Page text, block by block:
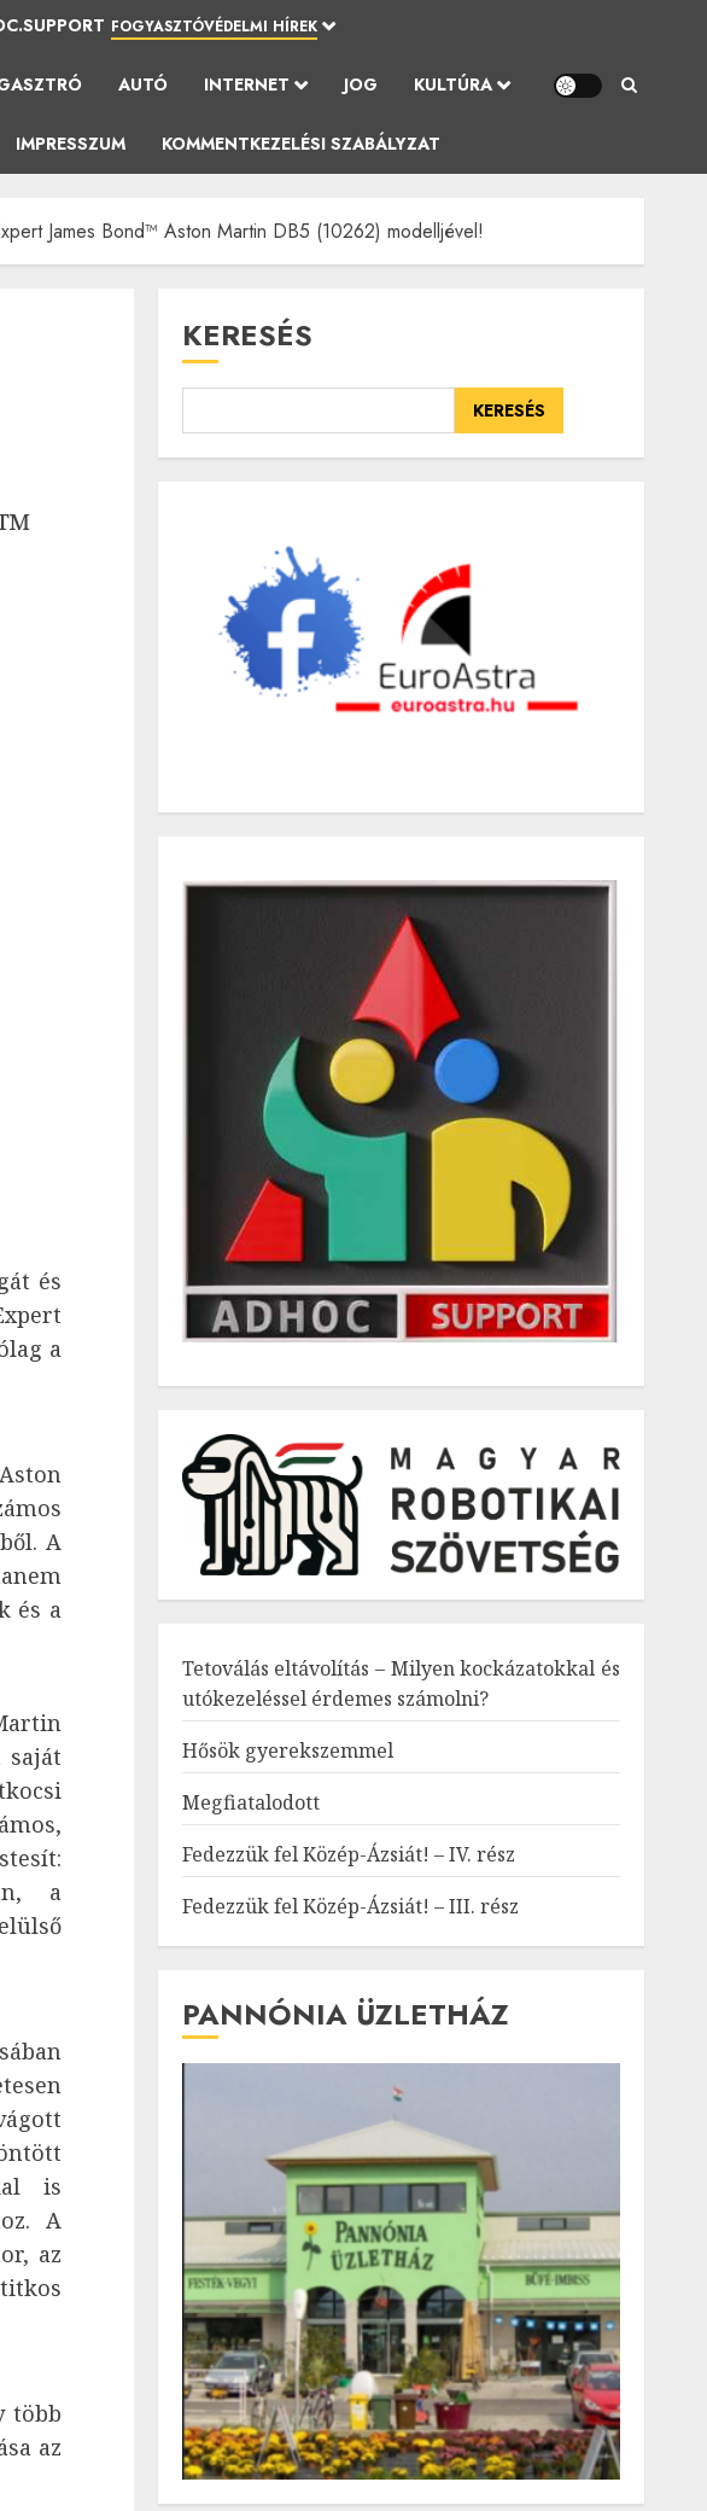
FOGYASZTÓVÉDELMI HÍREK
AUTÓ INTERNET JOG KULTÚRA
IMPRESSZUM KOMMENTKEZELÉSI SZABÁLYZAT
James Bond™ Aston Martin DB5 (10262) modelljével!
és
a
A
és a
saját
a
is
A
az
több
az
KERESÉS
KERESÉS
Tetoválás eltávolítás – Milyen kockázatokkal és
utókezeléssel érdemes számolni?
Hősök gyerekszemmel
Megfiatalodott
Fedezzük fel Közép-Ázsiát! – IV. rész
Fedezzük fel Közép-Ázsiát! – III. rész
PANNÓNIA ÜZLETHÁZ